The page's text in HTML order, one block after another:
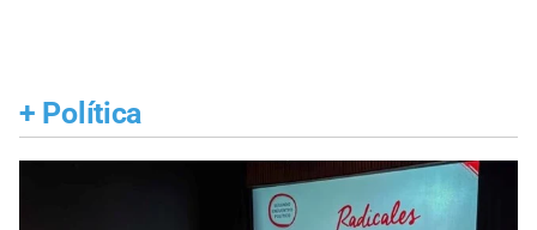
+ Política